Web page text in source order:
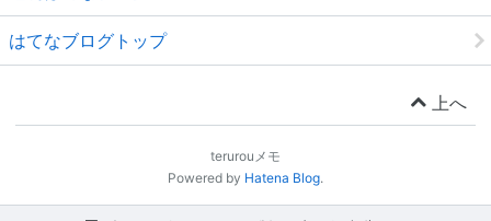
はてなブログトップ
上へ
terurouメモ
Powered by Hatena Blog.